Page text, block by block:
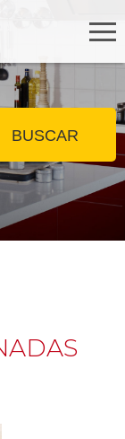
BUSCAR